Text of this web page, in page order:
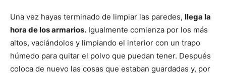
Una vez hayas terminado de limpiar las paredes, llega la
hora de los armarios. Igualmente comienza por los más
altos, vaciándolos y limpiando el interior con un trapo
húmedo para quitar el polvo que puedan tener. Después
coloca de nuevo las cosas que estaban guardadas y, por